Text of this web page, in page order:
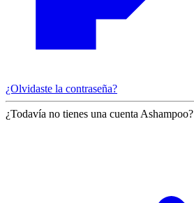
¿Olvidaste la contraseña?
¿Todavía no tienes una cuenta Ashampoo?